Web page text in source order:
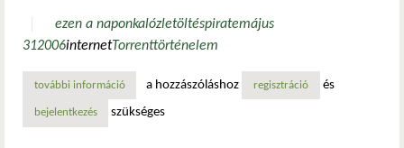
ezen a naponkalózletöltéspiratemájus
312006internetTorrenttörténelem
további információa nap, amikor a pirate bay-ből politikai mozgalom lett
a hozzászóláshoz regisztráció és
bejelentkezés szükséges